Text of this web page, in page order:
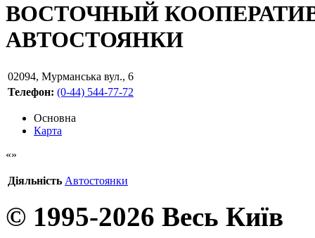
ВОСТОЧНЫЙ
АВТОСТОЯНКИ
02094, Мурманська вул., 6
Телефон: (0-44) 544-77-72
Основна
Карта
Діяльність Автостоянки
© 1995-2026 Весь Київ